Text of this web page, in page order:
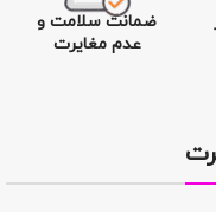
ضمانت سلامت و
عدم مغایرت